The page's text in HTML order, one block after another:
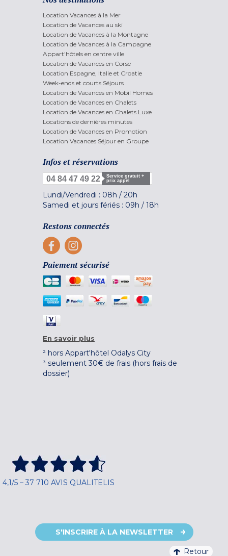
Location Vacances à la Mer
Location de Vacances au ski
Location de Vacances à la Montagne
Location de Vacances à la Campagne
Appart'hôtels en centre ville
Location de Vacances en Corse
Location Espagne, Italie et Croatie
Week-ends et courts Séjours
Location de Vacances en Mobil Homes
Location de Vacances en Chalets
Location de Vacances en Chalets Luxe
Locations de dernières minutes
Location de Vacances en Promotion
Location Vacances Séjour en Groupe
Infos et réservations
04 84 47 49 22
Service gratuit +
prix appel
Lundi/Vendredi : 08h / 20h
Samedi et jours fériés : 09h / 18h
Restons connectés
Paiement sécurisé
En savoir plus
² hors Appart'hôtel Odalys City
³ seulement 30€ de frais (hors frais de
dossier)
4,1/5 – 37 710 AVIS QUALITELIS
S'INSCRIRE À LA NEWSLETTER
Retour